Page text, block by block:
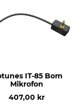
IT-85 Bom
Mikrofon
407,00 kr